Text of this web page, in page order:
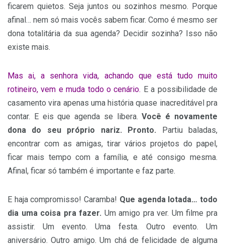
ficarem quietos. Seja juntos ou sozinhos mesmo. Porque
afinal… nem só mais vocês sabem ficar. Como é mesmo ser
dona totalitária da sua agenda? Decidir sozinha? Isso não
existe mais.
Mas ai, a senhora vida, achando que está tudo muito
rotineiro, vem e muda todo o cenário. E a possibilidade de
casamento vira apenas uma história quase inacreditável pra
contar. E eis que agenda se libera.Você é novamente
dona do seu próprio nariz. Pronto. Partiu baladas,
encontrar com as amigas, tirar vários projetos do papel,
ficar mais tempo com a família, e até consigo mesma.
Afinal, ficar só também é importante e faz parte.
E haja compromisso! Caramba! Que agenda lotada… todo
dia uma coisa pra fazer. Um amigo pra ver. Um filme pra
assistir. Um evento. Uma festa. Outro evento. Um
aniversário. Outro amigo. Um chá de felicidade de alguma